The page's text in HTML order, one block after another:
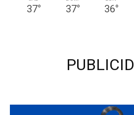
37° 37° 36°